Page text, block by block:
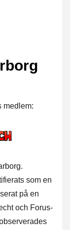
medlem:
som en
på en
och Forus-